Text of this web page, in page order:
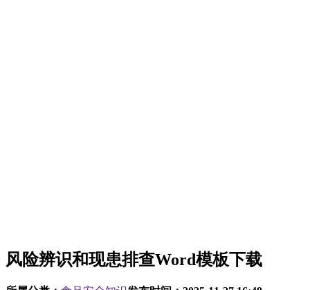
风险辨识和现患排查Word模板下载